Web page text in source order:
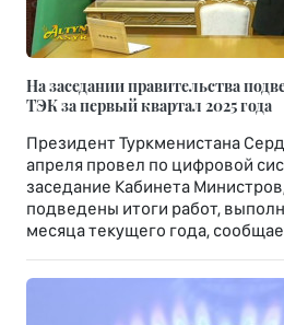
На заседании правительства
ТЭК за первый квартал 2025 года
Президент Туркменистана
апреля провел по цифровой
заседание Кабинета
подведены итоги работ,
месяца текущего года,